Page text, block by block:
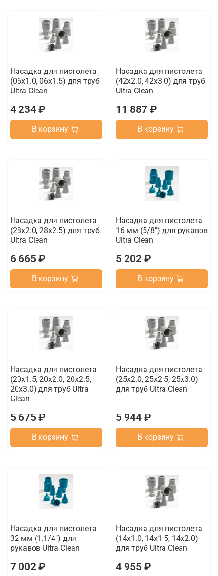
Насадка для пистолета
(06х1.0, 06x1.5) для труб
Ultra Clean
4 234 ₽
В корзину
Насадка для пистолета
(42х2.0, 42х3.0) для труб
Ultra Clean
11 887 ₽
В корзину
Насадка для пистолета
(28x2.0, 28х2.5) для труб
Ultra Clean
6 665 ₽
В корзину
Насадка для пистолета
16 мм (5/8") для рукавов
Ultra Clean
5 202 ₽
В корзину
Насадка для пистолета
(20x1.5, 20x2.0, 20x2.5,
20х3.0) для труб Ultra
Clean
5 675 ₽
В корзину
Насадка для пистолета
(25x2.0, 25x2.5, 25х3.0)
для труб Ultra Clean
5 944 ₽
В корзину
Насадка для пистолета
32 мм (1.1/4") для
рукавов Ultra Clean
7 002 ₽
Насадка для пистолета
(14х1.0, 14x1.5, 14x2.0)
для труб Ultra Clean
4 955 ₽